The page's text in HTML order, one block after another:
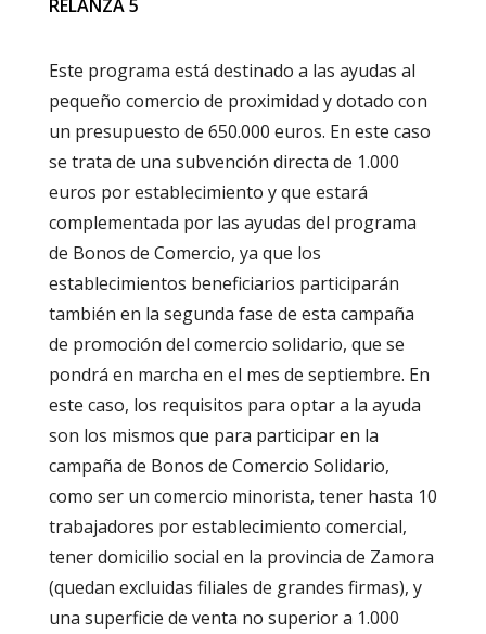
RELANZA 5
Este programa está destinado a las ayudas al
pequeño comercio de proximidad y dotado con
un presupuesto de 650.000 euros. En este caso
se trata de una subvención directa de 1.000
euros por establecimiento y que estará
complementada por las ayudas del programa
de Bonos de Comercio, ya que los
establecimientos beneficiarios participarán
también en la segunda fase de esta campaña
de promoción del comercio solidario, que se
pondrá en marcha en el mes de septiembre. En
este caso, los requisitos para optar a la ayuda
son los mismos que para participar en la
campaña de Bonos de Comercio Solidario,
como ser un comercio minorista, tener hasta 10
trabajadores por establecimiento comercial,
tener domicilio social en la provincia de Zamora
(quedan excluidas filiales de grandes firmas), y
una superficie de venta no superior a 1.000